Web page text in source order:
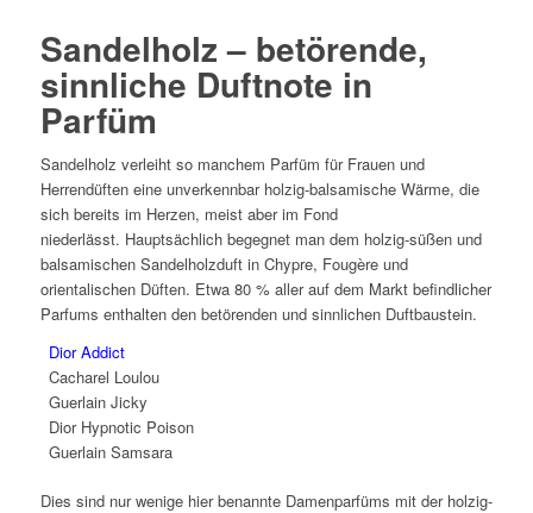
Sandelholz – betörende,
sinnliche Duftnote in
Parfüm
Sandelholz verleiht so manchem Parfüm für Frauen und
Herrendüften eine unverkennbar holzig-balsamische Wärme, die
sich bereits im Herzen, meist aber im Fond
niederlässt. Hauptsächlich begegnet man dem holzig-süßen und
balsamischen Sandelholzduft in Chypre, Fougère und
orientalischen Düften. Etwa 80 % aller auf dem Markt befindlicher
Parfums enthalten den betörenden und sinnlichen Duftbaustein.
Dior Addict
Cacharel Loulou
Guerlain Jicky
Dior Hypnotic Poison
Guerlain Samsara
Dies sind nur wenige hier benannte Damenparfüms mit der holzig-